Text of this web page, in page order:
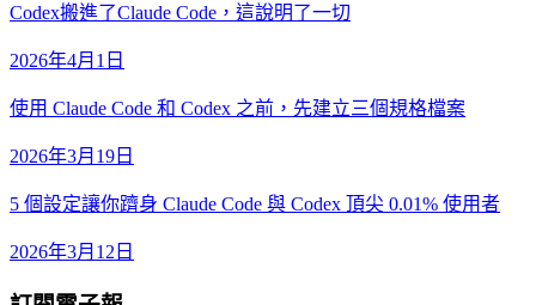
Codex搬進了Claude Code，這說明了一切
2026年4月1日
使用 Claude Code 和 Codex 之前，先建立三個規格檔案
2026年3月19日
5 個設定讓你躋身 Claude Code 與 Codex 頂尖 0.01% 使用者
2026年3月12日